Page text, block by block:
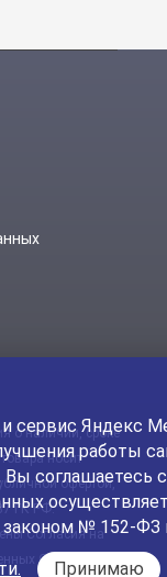
о наличии, сроке
носит
офертой,
ГК РФ.
Согласия на
Субъектом
и сервис Яндекс
работы
Вы соглашаетесь
№ 152-ФЗ
Принимаю